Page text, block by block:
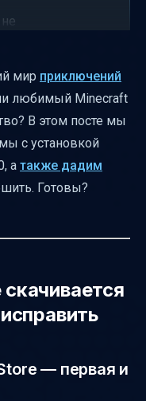
10
проблем и
мир приключений
любимый Minecraft
В этом посте мы
с установкой
а также дадим
Готовы?
— первая и